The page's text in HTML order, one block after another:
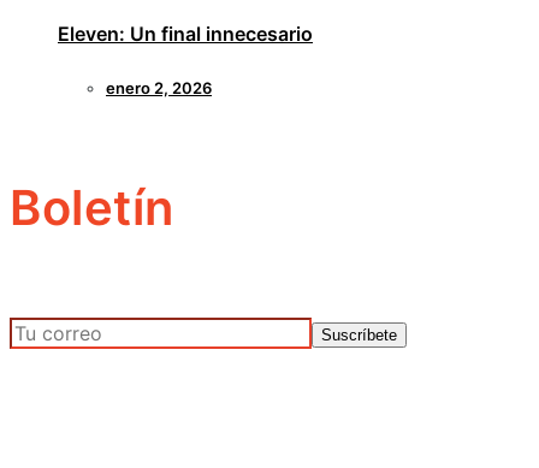
Eleven: Un final innecesario
enero 2, 2026
Boletín